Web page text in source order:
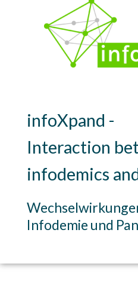
infoXpand -
Interaction
infodemics
Infodemie und